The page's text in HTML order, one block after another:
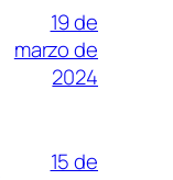
19 de
marzo de
2024
15 de